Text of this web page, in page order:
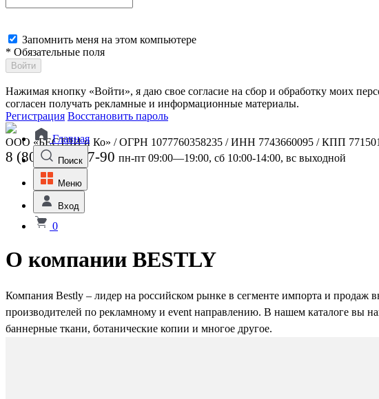
Запомнить меня на этом компьютере
* Обязательные поля
Войти
Нажимая кнопку «Войти», я даю свое согласие на сбор и обработку моих
согласен получать рекламные и информационные материалы.
Регистрация Восстановить пароль
ООО «БЕСТЛИ и Ко» / ОГРН 1077760358235 / ИНН 7743660095 / КПП
8 (800) 301-07-90 пн-пт 09:00—19:00, сб 10:00-14:00, вс выходной
Главная
Поиск
Меню
Вход
0
О компании BESTLY
Компания Bestly – лидер на российском рынке в сегменте импорта и продаж
производителей по рекламному и event направлению. В нашем каталоге вы
баннерные ткани, ботанические копии и многое другое.